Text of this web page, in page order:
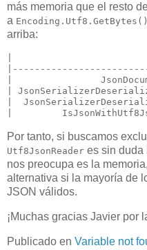
más memoria que el resto
a Encoding.Utf8.GetBytes()
arriba:
|
|
|
|
Por tanto, si buscamos
Utf8JsonReader es sin duda
nos preocupa es la
alternativa si la mayoría de
JSON válidos.
¡Muchas gracias Javier por
Publicado en Variable not